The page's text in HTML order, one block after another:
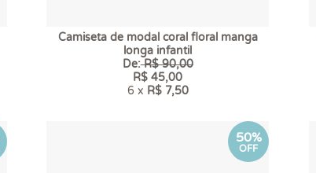
Camiseta de modal coral floral manga
longa infantil
De:R$ 90,00
R$ 45,00
6 x R$ 7,50
50%
OFF